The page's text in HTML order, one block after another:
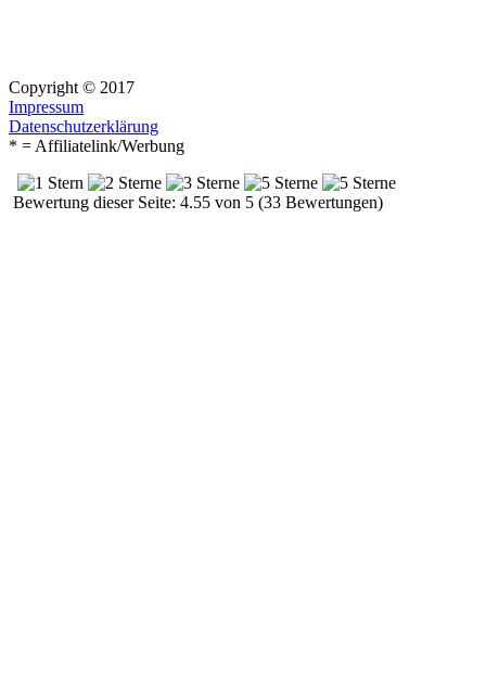
Copyright © 2017
Impressum
Datenschutzerklärung
* = Affiliatelink/Werbung
Bewertung dieser Seite: 4.55 von 5 (33 Bewertungen)